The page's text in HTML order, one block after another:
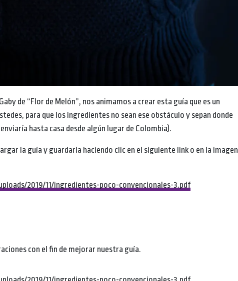
de “Flor de Melón”, nos animamos a crear esta guía que es un
para que los ingredientes no sean ese obstáculo y sepan donde
hasta casa desde algún lugar de Colombia).
la guía y guardarla haciendo clic en el siguiente link o en la imagen
2019/11/ingredientes-poco-convencionales-3.pdf
con el fin de mejorar nuestra guía.